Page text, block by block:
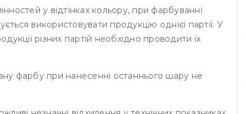
у відтінках кольору, при фарбуванні
використовувати продукцію однієї партії. У
різних партій необхідно проводити їх
фарбу при нанесенні останнього шару не